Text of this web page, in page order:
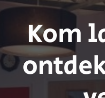
Kom